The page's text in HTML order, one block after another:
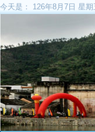
今天是： 126年8月7日 星期